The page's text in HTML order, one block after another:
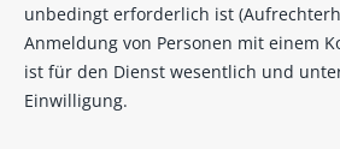
unbedingt erforderlich ist
Anmeldung von Personen mit einem
ist für den Dienst wesentlich und
Einwilligung.